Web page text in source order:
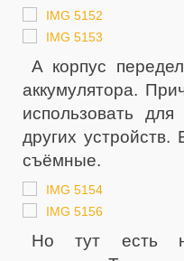
А корпус
аккумулятора.
использовать для
других устройств.
съёмные.
Но тут есть